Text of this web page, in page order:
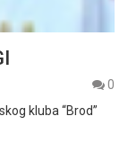
0
kluba “Brod”